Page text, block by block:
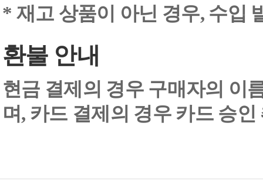
* 재고 상품이 아닌 경우, 수입
환불 안내
현금 결제의 경우 구매자의 이
며, 카드 결제의 경우 카드 승